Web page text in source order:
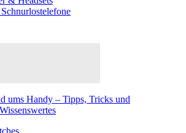
ums Handy – Tipps, Tricks und